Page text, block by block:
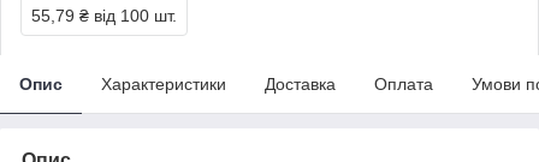
55,79 ₴ від 100 шт.
Опис Характеристики Доставка Оплата Умови